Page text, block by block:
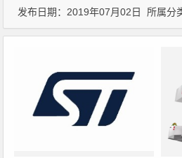
发布日期：2019年07月02日 所属分